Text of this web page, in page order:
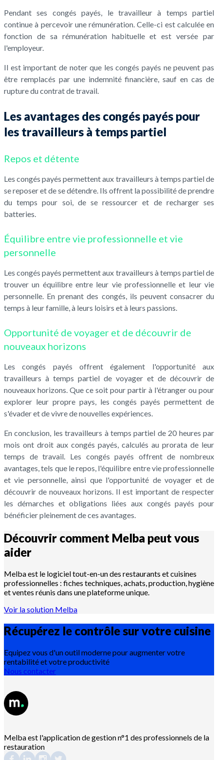
Pendant ses congés payés, le travailleur à temps partiel
continue à percevoir une rémunération. Celle-ci est calculée en
fonction de sa rémunération habituelle et est versée par
l'employeur.
Il est important de noter que les congés payés ne peuvent pas
être remplacés par une indemnité financière, sauf en cas de
rupture du contrat de travail.
Les avantages des congés payés pour
les travailleurs à temps partiel
Repos et détente
Les congés payés permettent aux travailleurs à temps partiel de
se reposer et de se détendre. Ils offrent la possibilité de prendre
du temps pour soi, de se ressourcer et de recharger ses
batteries.
Équilibre entre vie professionnelle et vie
personnelle
Les congés payés permettent aux travailleurs à temps partiel de
trouver un équilibre entre leur vie professionnelle et leur vie
personnelle. En prenant des congés, ils peuvent consacrer du
temps à leur famille, à leurs loisirs et à leurs passions.
Opportunité de voyager et de découvrir de
nouveaux horizons
Les congés payés offrent également l'opportunité aux
travailleurs à temps partiel de voyager et de découvrir de
nouveaux horizons. Que ce soit pour partir à l'étranger ou pour
explorer leur propre pays, les congés payés permettent de
s'évader et de vivre de nouvelles expériences.
En conclusion, les travailleurs à temps partiel de 20 heures par
mois ont droit aux congés payés, calculés au prorata de leur
temps de travail. Les congés payés offrent de nombreux
avantages, tels que le repos, l'équilibre entre vie professionnelle
et vie personnelle, ainsi que l'opportunité de voyager et de
découvrir de nouveaux horizons. Il est important de respecter
les démarches et obligations liées aux congés payés pour
bénéficier pleinement de ces avantages.
Découvrir comment Melba peut vous
aider
Melba est le logiciel tout-en-un des restaurants et cuisines
professionnelles : fiches techniques, achats, production, hygiène
et ventes réunis dans une plateforme unique.
Voir la solution Melba
Récupérez le contrôle sur votre cuisine
Equipez vous d'un outil moderne pour augmenter votre
rentabilité et votre productivité
Nous contacter
Melba est l'application de gestion n°1 des professionnels de la
restauration